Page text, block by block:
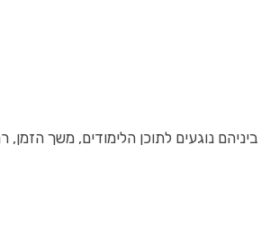
נוגעים לתוכן הלימודים, משך